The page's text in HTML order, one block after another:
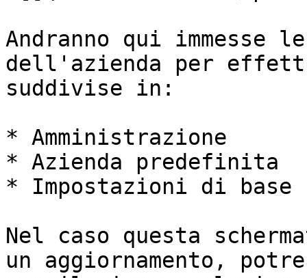
Andranno qui immesse
dell'azienda per
suddivise in:
* Amministrazione
* Azienda predefinita
* Impostazioni di base
Nel caso questa
un aggiornamento,